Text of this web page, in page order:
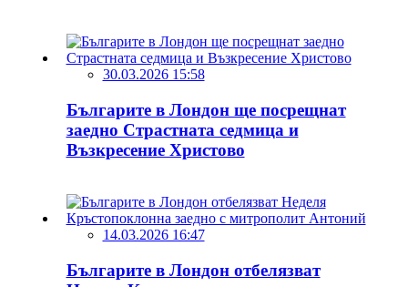
30.03.2026 15:58
Българите в Лондон ще посрещнат
заедно Страстната седмица и
Възкресение Христово
14.03.2026 16:47
Българите в Лондон отбелязват